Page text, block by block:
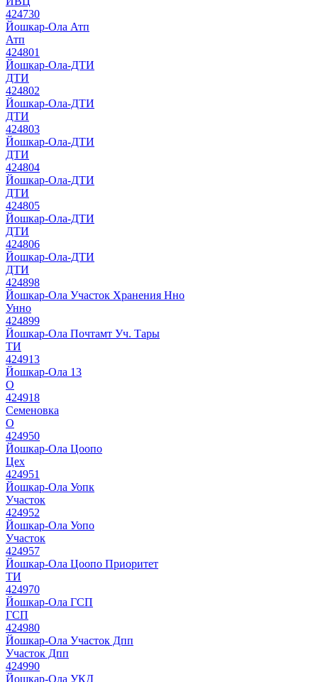
424730
Йошкар-Ола Атп
Атп
424801
Йошкар-Ола-ДТИ
ДТИ
424802
Йошкар-Ола-ДТИ
ДТИ
424803
Йошкар-Ола-ДТИ
ДТИ
424804
Йошкар-Ола-ДТИ
ДТИ
424805
Йошкар-Ола-ДТИ
ДТИ
424806
Йошкар-Ола-ДТИ
ДТИ
424898
Йошкар-Ола Участок Хранения Нно
Унно
424899
Йошкар-Ола Почтамт Уч. Тары
ТИ
424913
Йошкар-Ола 13
О
424918
Семеновка
О
424950
Йошкар-Ола Цоопо
Цех
424951
Йошкар-Ола Уопк
Участок
424952
Йошкар-Ола Уопо
Участок
424957
Йошкар-Ола Цоопо Приоритет
ТИ
424970
Йошкар-Ола ГСП
ГСП
424980
Йошкар-Ола Участок Дпп
Участок Дпп
424990
Йошкар-Ола УКД